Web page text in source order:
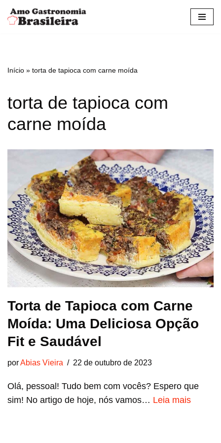
Pular
conteúdo
Início » torta de tapioca com carne moída
torta de tapioca com
carne moída
Torta de Tapioca com Carne
Moída: Uma Deliciosa Opção
Fit e Saudável
porAbias Vieira 22 de outubro de 2023
Olá, pessoal! Tudo bem com vocês? Espero que
sim! No artigo de hoje, nós vamos… Leia mais